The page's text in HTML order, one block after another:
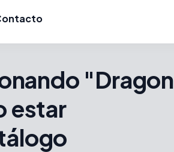
"Dragon
estar